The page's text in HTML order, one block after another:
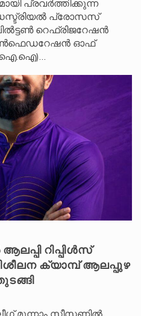
പ്രവർത്തിക്കുന്ന
പ്രോസസ്
റെഫ്രിജറേഷൻ
ഓഫ്
റിപ്പിൾസ്
ക്യാമ്പ് ആലപ്പുഴ
മൂന്നാം സീസണിൽ